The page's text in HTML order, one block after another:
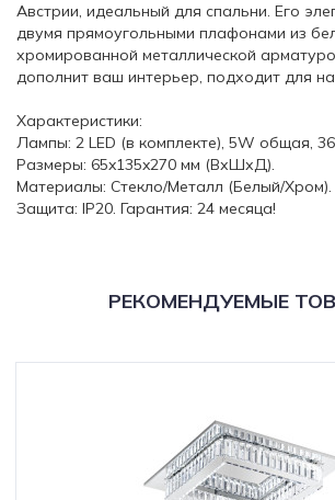
Австрии, идеальный для спальни. Его
двумя прямоугольными плафонами из
хромированной металлической
дополнит ваш интерьер, подходит для
Характеристики:
Лампы: 2 LED (в комплекте), 5W общая,
Размеры: 65x135x270 мм (ВхШхД).
Материалы: Стекло/Металл (Белый/Хром).
Защита: IP20. Гарантия: 24 месяца!
РЕКОМЕНДУЕМЫЕ